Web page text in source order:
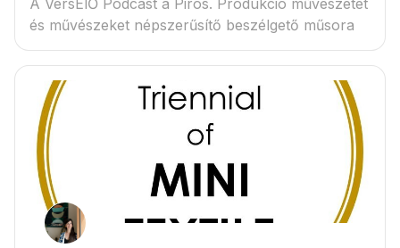
és művészeket népszerűsítő beszélgető műsora